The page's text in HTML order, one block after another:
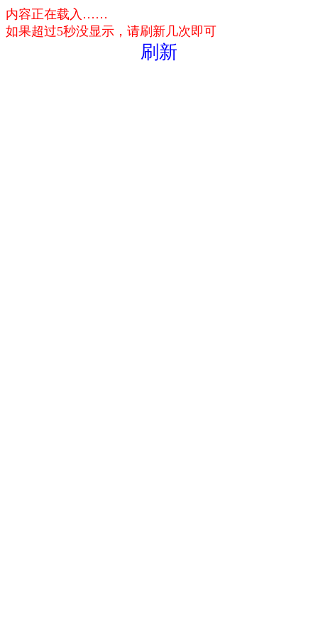
内容正在载入……
如果超过5秒没显示，请刷新几次即可
刷新